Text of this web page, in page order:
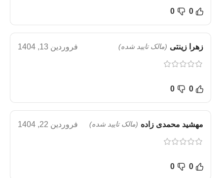
0
0
زهرا زینتی (مالک تایید شده) فروردین 13, 1404
0
0
مهشید محمدی زاده (مالک تایید شده) فروردین 22, 1404
0
0